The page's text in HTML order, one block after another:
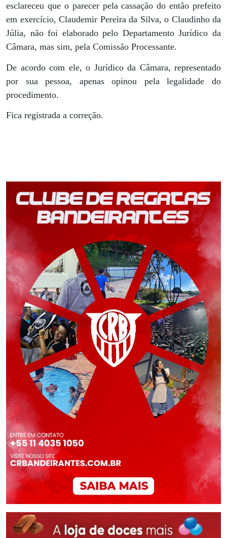
esclareceu que o parecer pela cassação do então prefeito
em exercício, Claudemir Pereira da Silva, o Claudinho da
Júlia, não foi elaborado pelo Departamento Jurídico da
Câmara, mas sim, pela Comissão Processante.
De acordo com ele, o Jurídico da Câmara, representado
por sua pessoa, apenas opinou pela legalidade do
procedimento.
Fica registrada a correção.